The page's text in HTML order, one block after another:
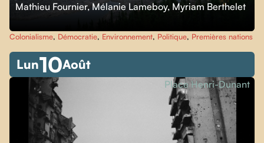
Mathieu Fournier,Mélanie Lameboy, Myriam Berthelet
Colonialisme, Démocratie, Environnement, Politique, Premières nations
Lun10Août
Place Henri-Dunant